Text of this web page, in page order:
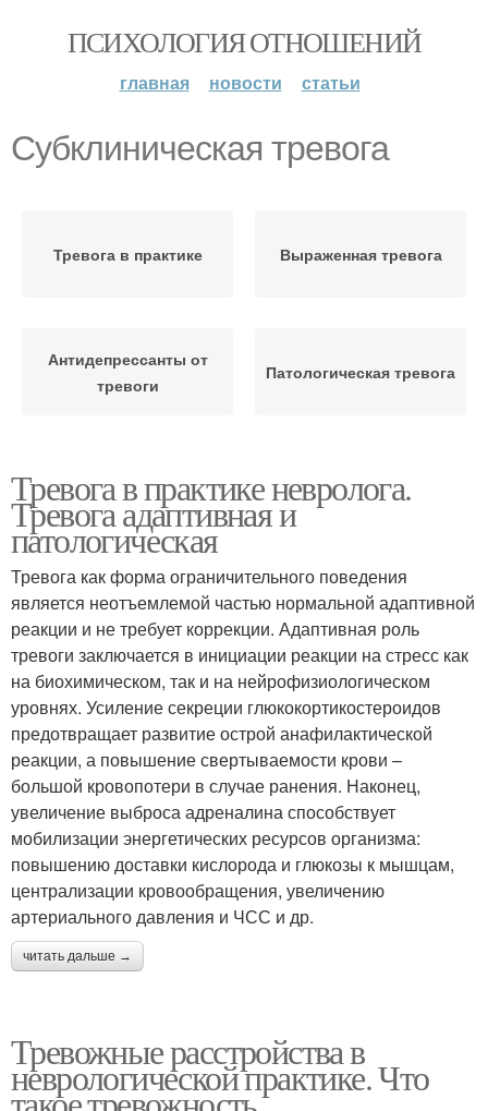
ПСИХОЛОГИЯ ОТНОШЕНИЙ
главная новости статьи
Субклиническая тревога
Тревога в практике Выраженная тревога
Антидепрессанты от
тревоги
Патологическая тревога
Тревога в практике невролога.
Тревога адаптивная и
патологическая
Тревога как форма ограничительного поведения
является неотъемлемой частью нормальной адаптивной
реакции и не требует коррекции. Адаптивная роль
тревоги заключается в инициации реакции на стресс как
на биохимическом, так и на нейрофизиологическом
уровнях. Усиление секреции глюкокортикостероидов
предотвращает развитие острой анафилактической
реакции, а повышение свертываемости крови –
большой кровопотери в случае ранения. Наконец,
увеличение выброса адреналина способствует
мобилизации энергетических ресурсов организма:
повышению доставки кислорода и глюкозы к мышцам,
централизации кровообращения, увеличению
артериального давления и ЧСС и др.
читать дальше →
Тревожные расстройства в
неврологической практике. Что